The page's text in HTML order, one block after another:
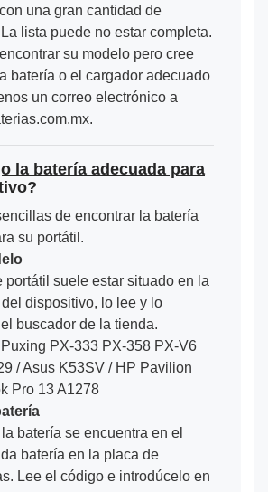
una gran cantidad de
lista puede no estar completa.
su modelo pero cree
batería o el cargador adecuado
un correo electrónico a
la batería adecuada para
de encontrar la batería
su portátil.
portátil suele estar situado en la
dispositivo, lo lee y lo
buscador de la tienda.
PX-333 PX-358 PX-V6
/ Asus K53SV / HP Pavilion
Pro 13 A1278
batería se encuentra en el
batería en la placa de
Lee el código e introdúcelo en